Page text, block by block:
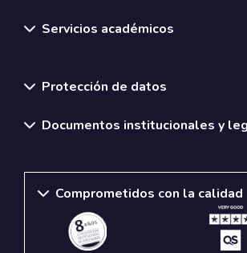
Servicios académicos
Protección de datos
Documentos institucionales y
Comprometidos con la calidad